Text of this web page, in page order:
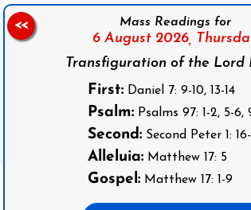
Mass Readings for
6 August 2026,
Transfiguration of the Lord
First: Daniel 7: 9-10, 13-14
Psalm: Psalms 97: 1-2, 5-6,
Second: Second Peter 1:
Alleluia: Matthew 17: 5
Gospel: Matthew 17: 1-9
<<